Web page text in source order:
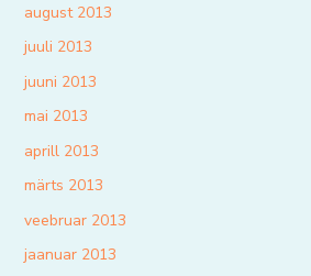
august 2013
juuli 2013
juuni 2013
mai 2013
aprill 2013
märts 2013
veebruar 2013
jaanuar 2013